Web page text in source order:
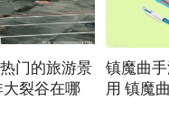
门的旅游景
大裂谷在哪
镇魔曲
用 镇魔